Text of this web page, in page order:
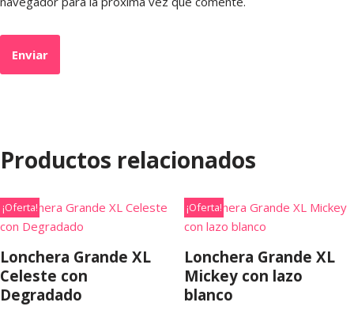
Productos relacionados
¡Oferta!
Lonchera Grande XL
Celeste con
Degradado
¡Oferta!
Lonchera Grande XL
Mickey con lazo
blanco